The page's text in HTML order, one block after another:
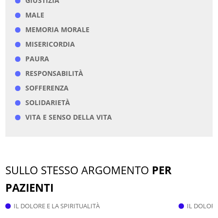
MALE
MEMORIA MORALE
MISERICORDIA
PAURA
RESPONSABILITÀ
SOFFERENZA
SOLIDARIETÀ
VITA E SENSO DELLA VITA
SULLO STESSO ARGOMENTO PER
PAZIENTI
IL DOLORE E LA SPIRITUALITÀ IL